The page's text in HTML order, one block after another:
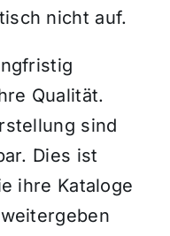
nicht auf.
Qualität.
sind
Dies ist
ihre Kataloge